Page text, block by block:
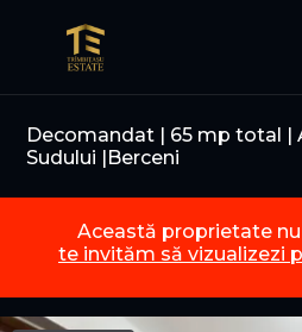
Decomandat | 65 mp total |
Sudului |Berceni
Această proprietate
te invităm să vizualizezi